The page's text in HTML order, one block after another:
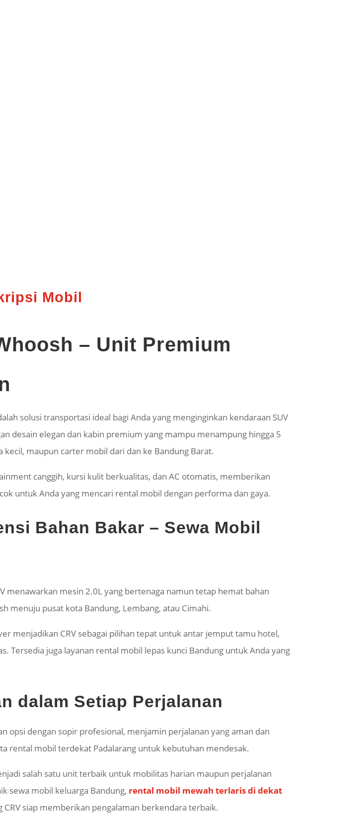
Mobil
– Unit Premium
solusi transportasi ideal bagi Anda yang menginginkan kendaraan SUV
desain elegan dan kabin premium yang mampu menampung hingga 5
maupun carter mobil dari dan ke Bandung Barat.
canggih, kursi kulit berkualitas, dan AC otomatis, memberikan
untuk Anda yang mencari rental mobil dengan performa dan gaya.
Bahan Bakar – Sewa Mobil
menawarkan mesin 2.0L yang bertenaga namun tetap hemat bahan
menuju pusat kota Bandung, Lembang, atau Cimahi.
menjadikan CRV sebagai pilihan tepat untuk antar jemput tamu hotel,
Tersedia juga layanan rental mobil lepas kunci Bandung untuk Anda yang
dalam Setiap Perjalanan
opsi dengan sopir profesional, menjamin perjalanan yang aman dan
rental mobil terdekat Padalarang untuk kebutuhan mendesak.
salah satu unit terbaik untuk mobilitas harian maupun perjalanan
sewa mobil keluarga Bandung, rental mobil mewah terlaris di dekat
siap memberikan pengalaman berkendara terbaik.